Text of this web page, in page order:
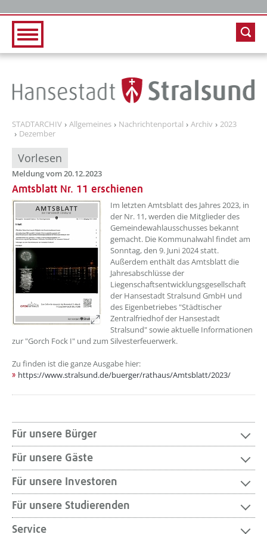
STADTARCHIV Allgemeines Nachrichtenportal Archiv
2023
Dezember
Vorlesen
Meldung vom 20.12.2023
Amtsblatt Nr. 11 erschienen
??? absaetzeOben[1]/titel ???
Im letzten Amtsblatt des Jahres 2023, in
der Nr. 11, werden die Mitglieder des
Gemeindewahlausschusses bekannt
gemacht. Die Kommunalwahl findet am
Sonntag, den 9. Juni 2024 statt.
Außerdem enthält das Amtsblatt die
Jahresabschlüsse der
Liegenschaftsentwicklungsgesellschaft
der Hansestadt Stralsund GmbH und
des Eigenbetriebes "Städtischer
Zentralfriedhof der Hansestadt
Stralsund" sowie aktuelle Informationen
zur "Gorch Fock I" und zum Silvesterfeuerwerk.
Zu finden ist die ganze Ausgabe hier:
https://www.stralsund.de/buerger/rathaus/Amtsblatt/2023/
Für unsere Bürger
Für unsere Gäste
Für unsere Investoren
Für unsere Studierenden
Service